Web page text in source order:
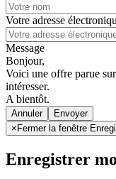
Votre adresse
Message
Bonjour,
Voici une offre parue
intéresser.
A bientôt.
Annuler
× Fermer la fenêtre
Enregistrer